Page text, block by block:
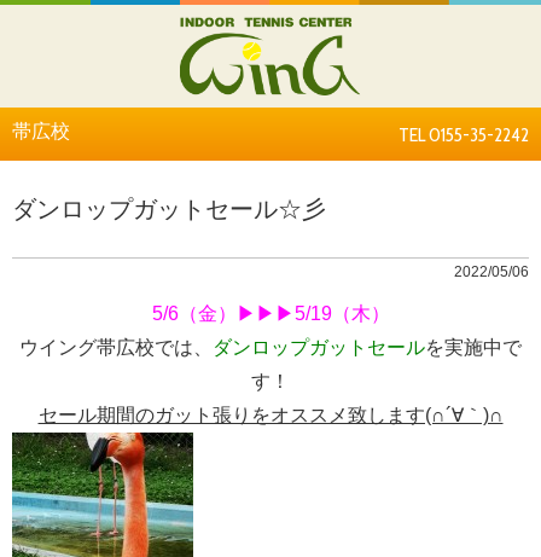
帯広校 TEL 0155-35-2242
ダンロップガットセール☆彡
2022/05/06
5/6（金）▶▶▶5/19（木）
ウイング帯広校では、
ダンロップガットセールを実施中で
す！
セール期間のガット張りをオススメ致します(∩´∀｀)∩